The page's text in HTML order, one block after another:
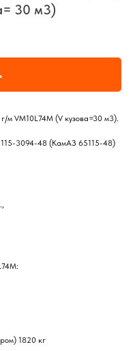
30 м3)
VM10L74M (V кузова=30 м3).
3094-48 (КамАЗ 65115-48)
1820 кг